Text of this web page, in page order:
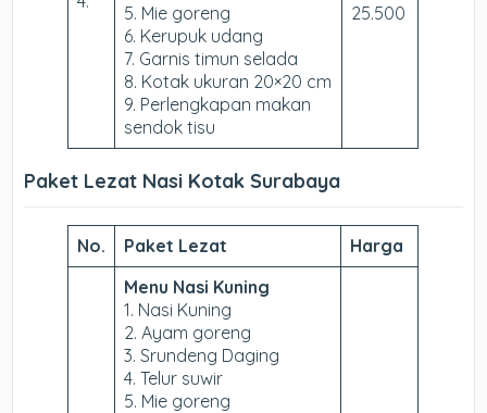
5. Mie goreng
6. Kerupuk udang
7. Garnis timun selada
8. Kotak ukuran 20×20 cm
9. Perlengkapan makan
sendok tisu
25.500
Paket Lezat Nasi Kotak Surabaya
No. Paket Lezat
Harga
Menu Nasi Kuning
1. Nasi Kuning
2. Ayam goreng
3. Srundeng Daging
4. Telur suwir
5. Mie goreng